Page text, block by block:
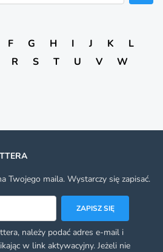
F G H I J K
L
R S T U V
W
Twojego maila. Wystarczy się zapisać.
ZAPISZ SIĘ
należy podać adres e-mail i
w link aktywacyjny. Jeżeli nie